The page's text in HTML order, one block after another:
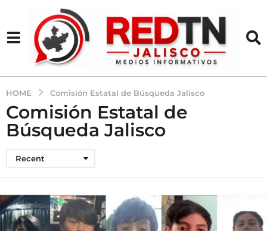
HOME Comisión Estatal de Búsqueda Jalisco
Comisión Estatal de
Búsqueda Jalisco
Recent